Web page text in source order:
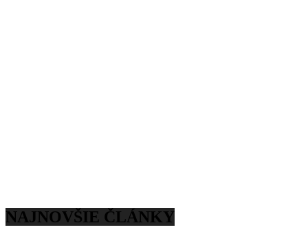
NAJNOVŠIE ČLÁNKY